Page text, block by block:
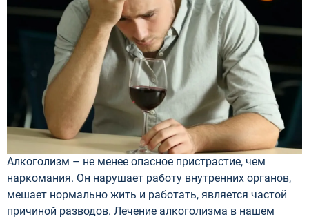
Алкоголизм – не менее опасное пристрастие, чем
наркомания. Он нарушает работу внутренних органов,
мешает нормально жить и работать, является частой
причиной разводов. Лечение алкоголизма в нашем